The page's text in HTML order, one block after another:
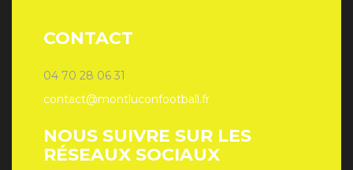
CONTACT
04 70 28 06 31
contact@montluconfootball.fr
NOUS SUIVRE SUR LES
RÉSEAUX SOCIAUX